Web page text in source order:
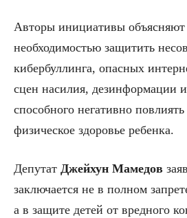
Авторы инициативы объясняют
необходимостью защитить
кибербуллинга, опасных
сцен насилия, дезинформации и
способного негативно
физическое здоровье ребенка.
Депутат Джейхун Мамедов
заключается не в полном
а в защите детей от вредного